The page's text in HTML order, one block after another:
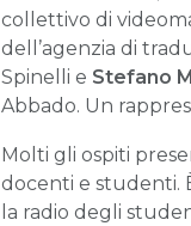
collettivo di
dell’agenzia di
Spinelli e Stefano
Abbado. Un
Molti gli ospiti
docenti e studenti.
la radio degli